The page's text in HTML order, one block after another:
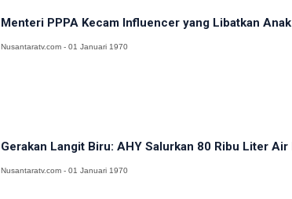
Menteri PPPA Kecam Influencer yang Libatkan
Nusantaratv.com - 01 Januari 1970
Gerakan Langit Biru: AHY Salurkan 80 Ribu Liter
Nusantaratv.com - 01 Januari 1970